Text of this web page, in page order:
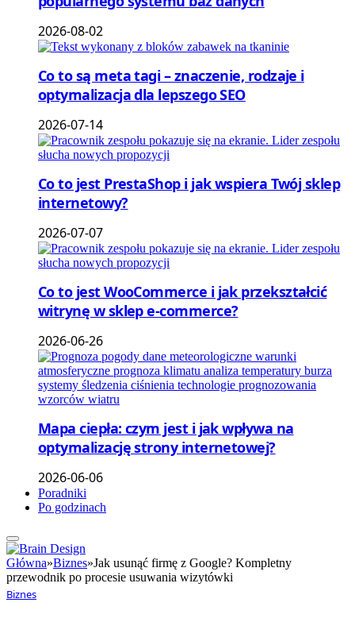
2026-08-02
Co to są meta tagi – znaczenie, rodzaje i
optymalizacja dla lepszego SEO
2026-07-14
Co to jest PrestaShop i jak wspiera Twój sklep
internetowy?
2026-07-07
Co to jest WooCommerce i jak przekształcić
witrynę w sklep e-commerce?
2026-06-26
Mapa ciepła: czym jest i jak wpływa na
optymalizację strony internetowej?
2026-06-06
Poradniki
Po godzinach
Główna»Biznes»Jak usunąć firmę z Google? Kompletny
przewodnik po procesie usuwania wizytówki
Biznes